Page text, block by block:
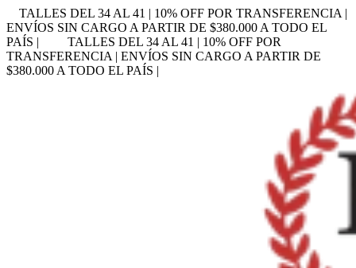
TALLES DEL 34 AL 41 | 10% OFF POR TRANSFERENCIA |
ENVÍOS SIN CARGO A PARTIR DE $380.000 A TODO EL
PAÍS |
TALLES DEL 34 AL 41 | 10% OFF POR
TRANSFERENCIA | ENVÍOS SIN CARGO A PARTIR DE
$380.000 A TODO EL PAÍS |